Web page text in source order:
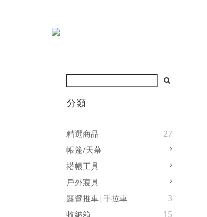
分類
精選商品
27
帳篷/天幕
搭帳工具
戶外寢具
露營推車|手拉車
3
收納箱
15